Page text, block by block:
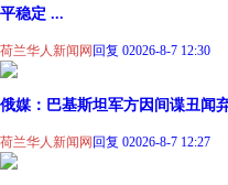
平稳定 ...
荷兰华人新闻网回复 02026-8-7 12:30
俄媒：巴基斯坦军方因间谍丑闻
荷兰华人新闻网 回复 02026-8-7 12:27